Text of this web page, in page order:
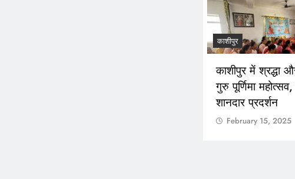
काशीपुर
काशीपुर में श्रद्धा
गुरु पूर्णिमा
शानदार प्रदर्शन
February 15, 2025